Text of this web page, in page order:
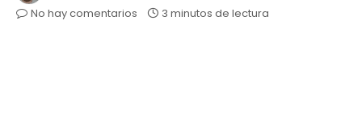
No hay comentarios
3 minutos de lectura